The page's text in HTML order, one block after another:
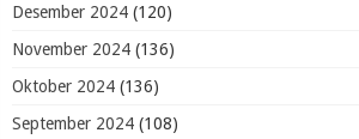
Desember 2024(120)
November 2024(136)
Oktober 2024(136)
September 2024(108)